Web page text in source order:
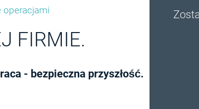
operacjami
FIRMIE.
- bezpieczna przyszłość.